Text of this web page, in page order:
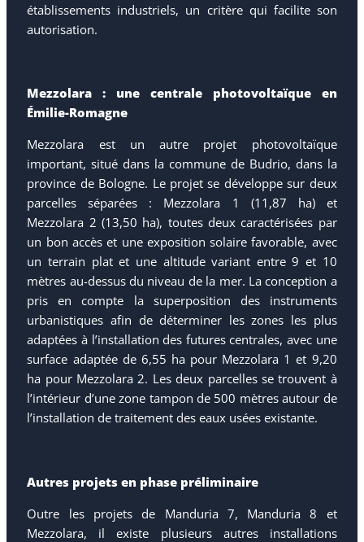
établissements industriels, un critère qui facilite son
autorisation.
Mezzolara : une centrale photovoltaïque en
Émilie-Romagne
Mezzolara est un autre projet photovoltaïque
important, situé dans la commune de Budrio, dans la
province de Bologne. Le projet se développe sur deux
parcelles séparées : Mezzolara 1 (11,87 ha) et
Mezzolara 2 (13,50 ha), toutes deux caractérisées par
un bon accès et une exposition solaire favorable, avec
un terrain plat et une altitude variant entre 9 et 10
mètres au-dessus du niveau de la mer. La conception a
pris en compte la superposition des instruments
urbanistiques afin de déterminer les zones les plus
adaptées à l’installation des futures centrales, avec une
surface adaptée de 6,55 ha pour Mezzolara 1 et 9,20
ha pour Mezzolara 2. Les deux parcelles se trouvent à
l’intérieur d’une zone tampon de 500 mètres autour de
l’installation de traitement des eaux usées existante.
Autres projets en phase préliminaire
Outre les projets de Manduria 7, Manduria 8 et
Mezzolara, il existe plusieurs autres installations